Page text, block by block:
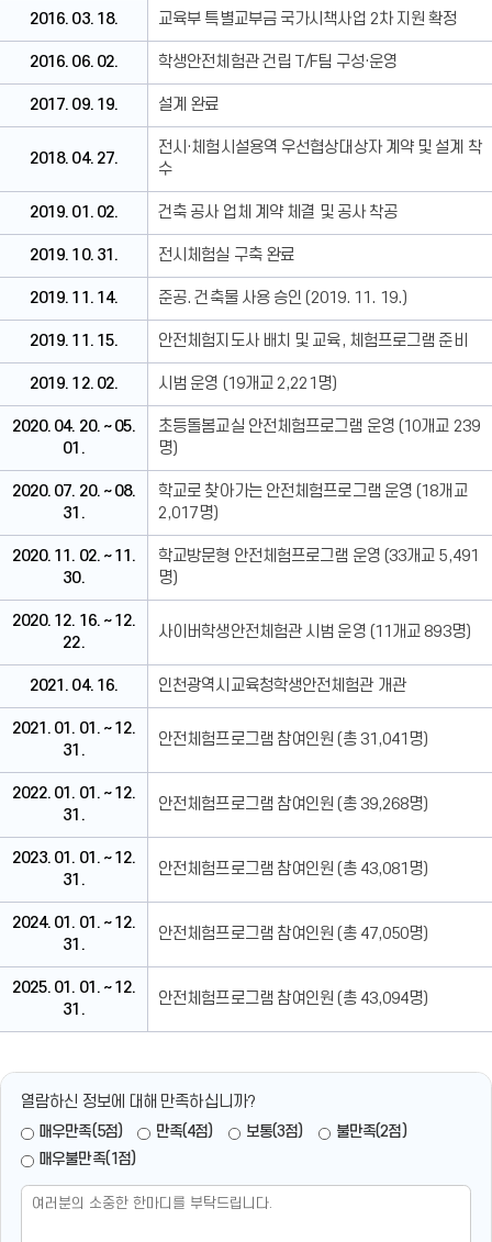
역
펼
기
리
유
유 공
기
2016. 03. 18. 교육부 특별교부금 국가시책사업 2차 지원 확정
2016. 06. 02. 학생안전체험관 건립 T/F팀 구성·운영
2017. 09. 19. 설계 완료
2018. 04. 27.
전시·체험시설용역 우선협상대상자 계약 및 설계 착
수
2019. 01. 02. 건축 공사 업체 계약 체결 및 공사 착공
2019. 10. 31. 전시체험실 구축 완료
2019. 11. 14. 준공. 건축물 사용 승인 (2019. 11. 19.)
2019. 11. 15. 안전체험지도사 배치 및 교육, 체험프로그램 준비
2019. 12. 02. 시범 운영 (19개교 2,221명)
2020. 04. 20. ~ 05.
01.
초등돌봄교실 안전체험프로그램 운영 (10개교 239
명)
2020. 07. 20. ~ 08.
31.
학교로 찾아가는 안전체험프로그램 운영 (18개교
2,017명)
2020. 11. 02. ~ 11.
30.
학교방문형 안전체험프로그램 운영 (33개교 5,491
명)
2020. 12. 16. ~ 12.
22.
사이버학생안전체험관 시범 운영 (11개교 893명)
2021. 04. 16. 인천광역시교육청학생안전체험관 개관
2021. 01. 01. ~ 12.
31.
안전체험프로그램 참여인원 (총 31,041명)
2022. 01. 01. ~ 12.
31.
안전체험프로그램 참여인원 (총 39,268명)
2023. 01. 01. ~ 12.
31.
안전체험프로그램 참여인원 (총 43,081명)
2024. 01. 01. ~ 12.
31.
안전체험프로그램 참여인원 (총 47,050명)
2025. 01. 01. ~ 12.
31.
안전체험프로그램 참여인원 (총 43,094명)
열람하신 정보에 대해 만족하십니까?
매우만족(5점) 만족(4점) 보통(3점)
불만족(2점)
매우불만족(1점)